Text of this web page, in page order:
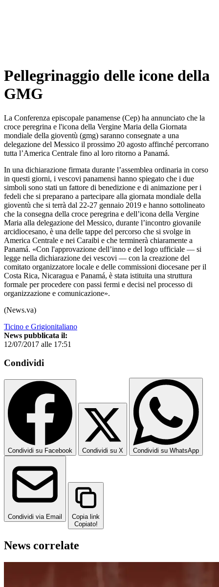
Pellegrinaggio delle icone della
GMG
La Conferenza episcopale panamense (Cep) ha annunciato che la
croce peregrina e l'icona della Vergine Maria della Giornata
mondiale della gioventù (gmg) saranno consegnate a una
delegazione del Messico il prossimo 20 agosto affinché percorrano
tutta l’America Centrale fino al loro ritorno a Panamá.
In una dichiarazione firmata durante l’assemblea ordinaria in corso
in questi giorni, i vescovi panamensi hanno spiegato che i due
simboli sono stati un fattore di benedizione e di animazione per i
fedeli che si preparano a partecipare alla giornata mondiale della
gioventù che si terrà dal 22-27 gennaio 2019 e hanno sottolineato
che la consegna della croce peregrina e dell’icona della Vergine
Maria alla delegazione del Messico, durante l’incontro giovanile
arcidiocesano, è una delle tappe del percorso che si svolge in
America Centrale e nei Caraibi e che terminerà chiaramente a
Panamá. «Con l'approvazione dell’inno e del logo ufficiale — si
legge nella dichiarazione dei vescovi — con la creazione del
comitato organizzatore locale e delle commissioni diocesane per il
Costa Rica, Nicaragua e Panamá, è stata istituita una struttura
formale per procedere con passi fermi e decisi nel processo di
organizzazione e comunicazione».
(News.va)
Ticino e Grigionitaliano
News pubblicata il:
12/07/2017 alle 17:51
Condividi
Condividi su Facebook Condividi su X Condividi su WhatsApp
Condividi via Email
Copia link
Copiato!
News correlate